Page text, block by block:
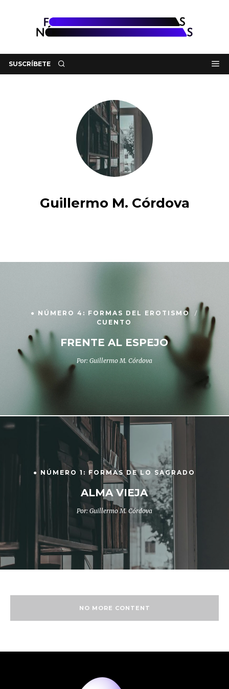
SUSCRÍBETE
Guillermo M. Córdova
● NÚMERO 4: FORMAS DEL EROTISMO
CUENTO
FRENTE AL ESPEJO
Por: Guillermo M. Córdova
● NÚMERO 1: FORMAS DE LO SAGRADO
ALMA VIEJA
Por: Guillermo M. Córdova
NO MORE CONTENT